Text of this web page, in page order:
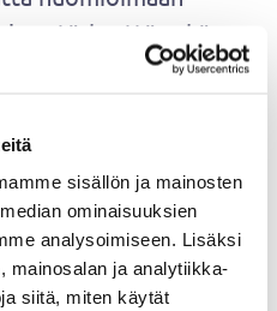
sisällön ja mainosten
ominaisuuksien
analysoimiseen. Lisäksi
mainosalan ja analytiikka-
siitä, miten käytät
tärkeyttä sekä
keinoja
liikuntatunnit
ohjaajien